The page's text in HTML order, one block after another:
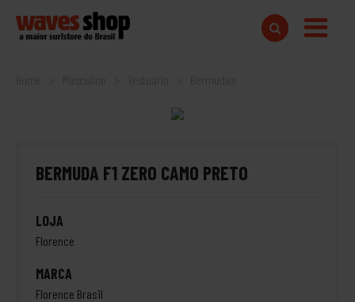
Home Bermudas
BERMUDA F1 ZERO CAMO PRETO
LOJA
Florence
MARCA
Florence Brasil